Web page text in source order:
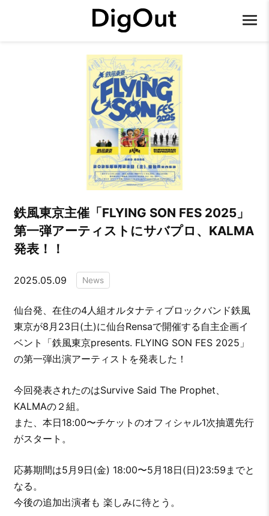
鉄風東京主催「FLYING SON FES 2025」
第一弾アーティストにサバプロ、KALMA
発表！！
2025.05.09 News
仙台発、在住の4人組オルタナティブロックバンド鉄風
東京が8月23日(土)に仙台Rensaで開催する自主企画イ
ベント「鉄風東京presents. FLYING SON FES 2025」
の第一弾出演アーティストを発表した！
今回発表されたのはSurvive Said The Prophet、
KALMAの２組。
また、本日18:00〜チケットのオフィシャル1次抽選先行
がスタート。
応募期間は5月9日(金) 18:00〜5月18日(日)23:59までと
なる。
今後の追加出演者も 楽しみに待とう。